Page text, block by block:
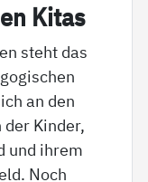
Ki­tas
steht das
an den
Kinder,
und ihrem
Noch